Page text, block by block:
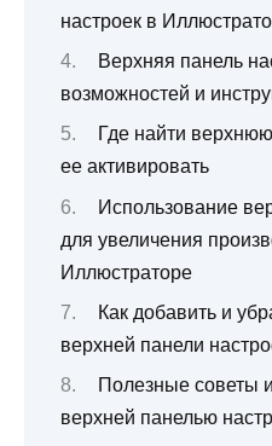
настроек в
Верхняя панель
возможностей и
Где найти
ее активировать
Использование
для увеличения
Иллюстраторе
Как добавить и
верхней панели
Полезные советы
верхней панелью